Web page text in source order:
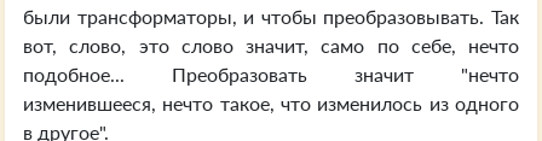
были трансформаторы, и чтобы преобразовывать. Так
вот, слово, это слово значит, само по себе, нечто
подобное... Преобразовать значит "нечто
изменившееся, нечто такое, что изменилось из одного
в другое".